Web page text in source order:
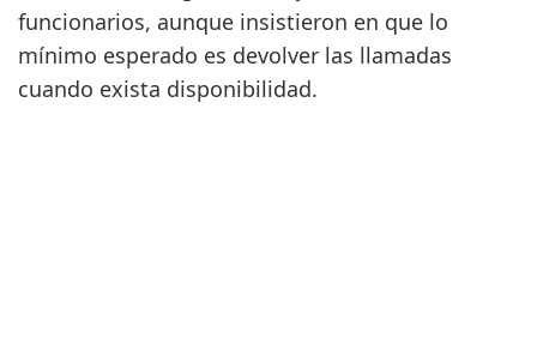
funcionarios, aunque insistieron en que lo
mínimo esperado es devolver las llamadas
cuando exista disponibilidad.